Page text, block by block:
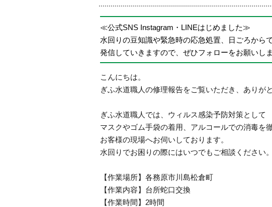
≪公式SNS Instagram・LINEはじめました≫
水回りの豆知識や緊急時の応急処置、日ごろから
発信していきますので、ぜひフォローをお願いし
こんにちは。
ぎふ水道職人の修理報告をご覧いただき、ありが
ぎふ水道職人では、ウィルス感染予防対策として
マスクやゴム手袋の着用、アルコールでの消毒を
お客様の現場へお伺いしております。
水回りでお困りの際にはいつでもご相談ください。
【作業場所】各務原市川島松倉町
【作業内容】台所蛇口交換
【作業時間】2時間